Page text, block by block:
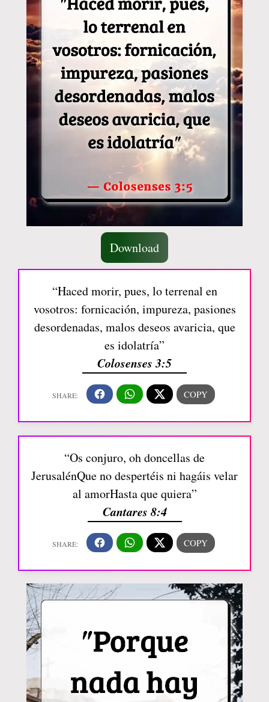
Download
“Haced morir, pues, lo terrenal en
vosotros: fornicación, impureza, pasiones
desordenadas, malos deseos avaricia, que
es idolatría”
Colosenses 3:5
“Os conjuro, oh doncellas de
JerusalénQue no despertéis ni hagáis velar
al amorHasta que quiera”
Cantares 8:4